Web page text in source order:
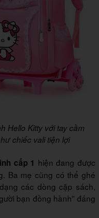
Hello Kitty với tay cầm
chiếc vali tiện lợi
cấp 1 hiện đang được
Ba mẹ cũng có thể ghé
các dòng cặp sách,
bạn đồng hành” đáng